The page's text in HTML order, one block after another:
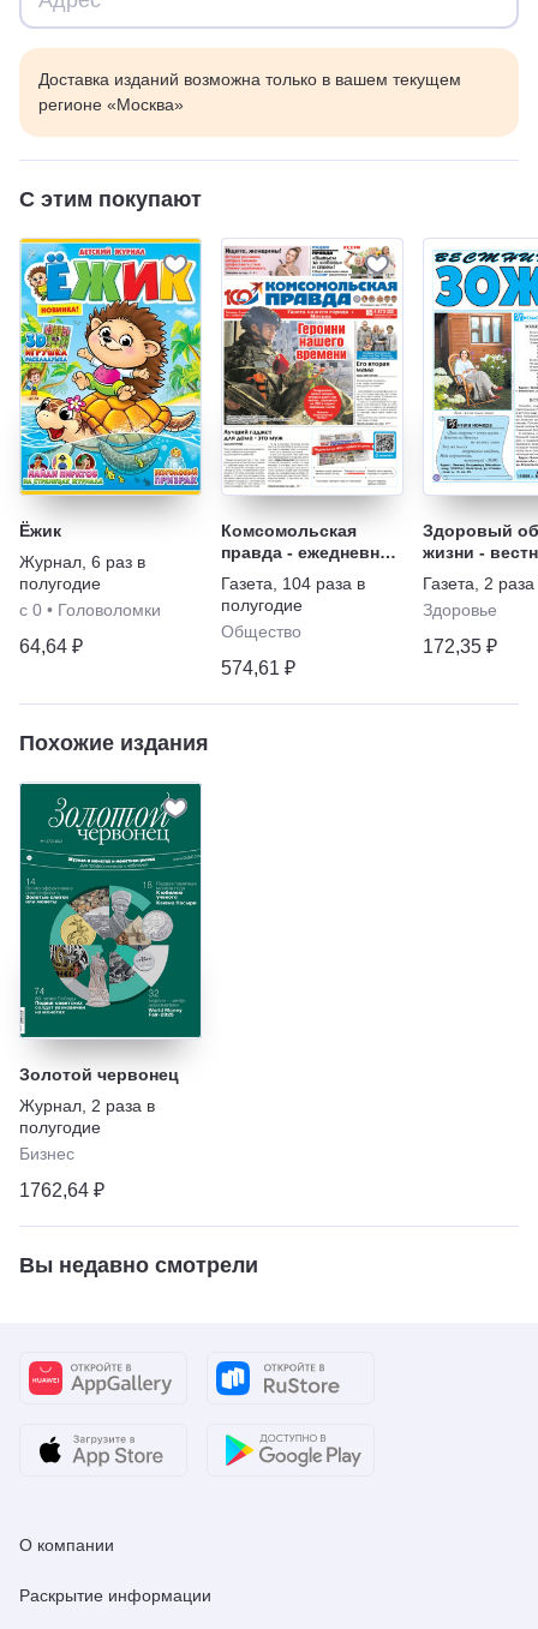
Доставка изданий возможна только в вашем текущем
регионе «Москва»
С этим покупают
Ёжик
Журнал 6 раз в
полугодие
с 0 • Головоломки
64,64 ₽
Комсомольская
правда - ежедневная
газета
Газета
104 раза в
полугодие
Общество
574,61 ₽
Здоровый
жизни -
"ЗОЖ"
Газета
2
Здоровье
172,35 ₽
Похожие издания
Золотой червонец
Журнал 2 раза в
полугодие
Бизнес
1762,64 ₽
Вы недавно смотрели
О компании
Раскрытие информации